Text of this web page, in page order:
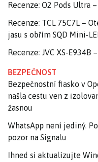
Recenze: O2 Pods Ultra
Recenze: TCL 75C7L –
jasu s obřím SQD Mini-
Recenze: JVC XS-
BEZPEČNOST
Bezpečnostní fiasko v
našla cestu ven z
žasnou
WhatsApp není jediný.
pozor na Signalu
Ihned si aktualizujte